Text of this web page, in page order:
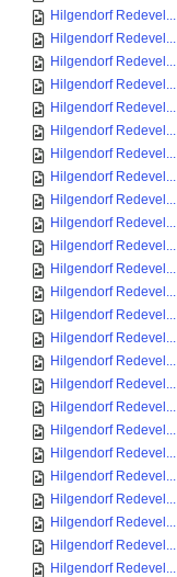
Hilgendorf Redevel...
Hilgendorf Redevel...
Hilgendorf Redevel...
Hilgendorf Redevel...
Hilgendorf Redevel...
Hilgendorf Redevel...
Hilgendorf Redevel...
Hilgendorf Redevel...
Hilgendorf Redevel...
Hilgendorf Redevel...
Hilgendorf Redevel...
Hilgendorf Redevel...
Hilgendorf Redevel...
Hilgendorf Redevel...
Hilgendorf Redevel...
Hilgendorf Redevel...
Hilgendorf Redevel...
Hilgendorf Redevel...
Hilgendorf Redevel...
Hilgendorf Redevel...
Hilgendorf Redevel...
Hilgendorf Redevel...
Hilgendorf Redevel...
Hilgendorf Redevel...
Hilgendorf Redevel...